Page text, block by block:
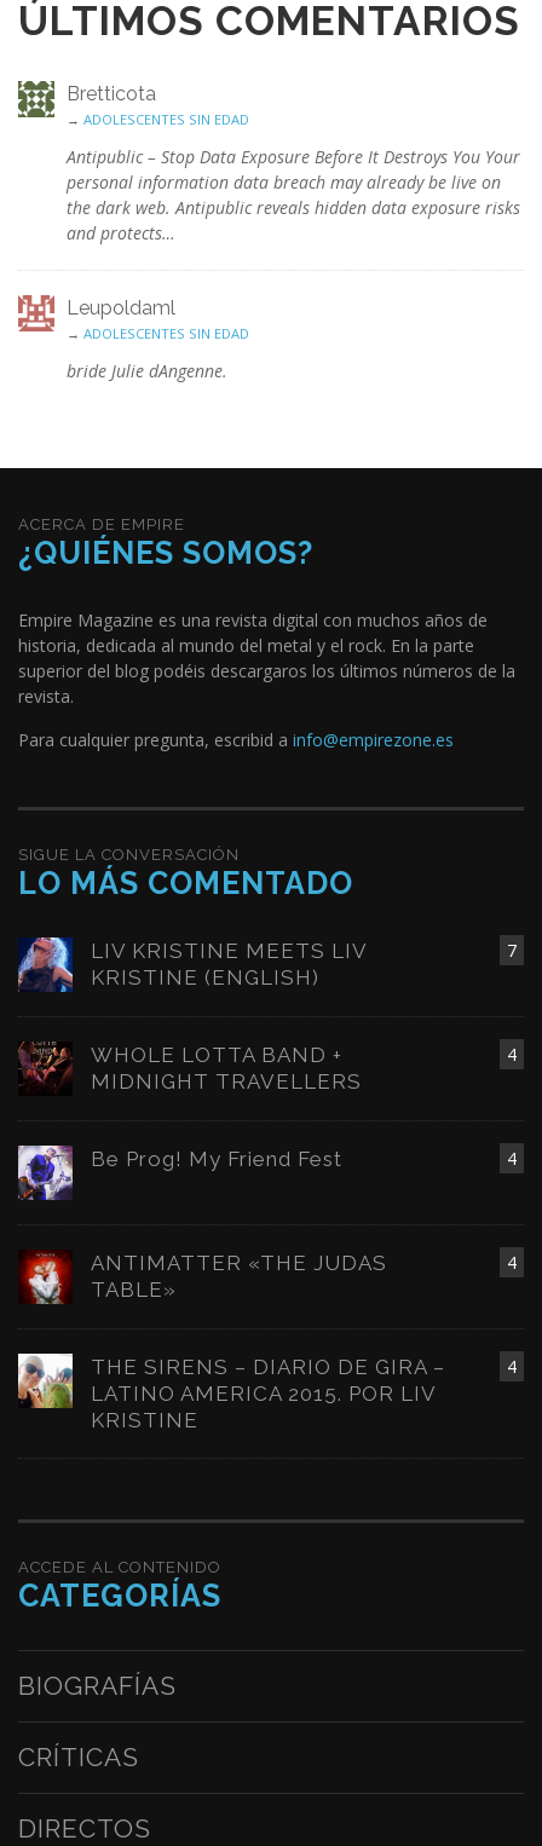
ÚLTIMOS COMENTARIOS
Bretticota
→ ADOLESCENTES SIN EDAD
Antipublic – Stop Data Exposure Before It Destroys You Your
personal information data breach may already be live on
the dark web. Antipublic reveals hidden data exposure risks
and protects…
Leupoldaml
→ ADOLESCENTES SIN EDAD
bride Julie dAngenne.
ACERCA DE EMPIRE
¿QUIÉNES SOMOS?
Empire Magazine es una revista digital con muchos años de
historia, dedicada al mundo del metal y el rock. En la parte
superior del blog podéis descargaros los últimos números de la
revista.
Para cualquier pregunta, escribid a info@empirezone.es
SIGUE LA CONVERSACIÓN
LO MÁS COMENTADO
7
LIV KRISTINE MEETS LIV
KRISTINE (ENGLISH)
4
WHOLE LOTTA BAND +
MIDNIGHT TRAVELLERS
4
Be Prog! My Friend Fest
4
ANTIMATTER «THE JUDAS
TABLE»
4
THE SIRENS – DIARIO DE GIRA –
LATINO AMERICA 2015. POR LIV
KRISTINE
ACCEDE AL CONTENIDO
CATEGORÍAS
BIOGRAFÍAS
CRÍTICAS
DIRECTOS